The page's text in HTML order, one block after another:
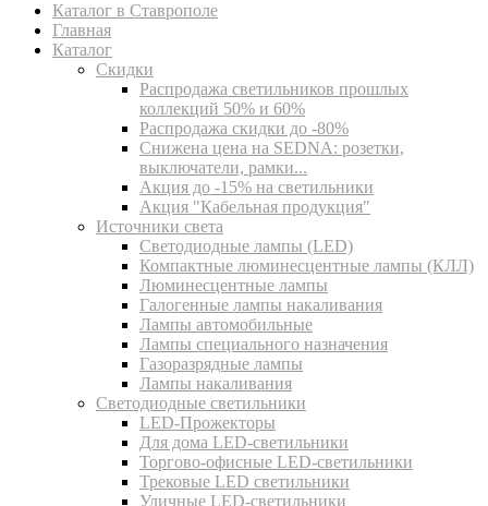
Каталог в Ставрополе
Главная
Каталог
Скидки
Распродажа светильников прошлых
коллекций 50% и 60%
Распродажа скидки до -80%
Cнижена цена на SEDNA: розетки,
выключатели, рамки...
Акция до -15% на светильники
Акция "Кабельная продукция"
Источники света
Светодиодные лампы (LED)
Компактные люминесцентные лампы (КЛЛ)
Люминесцентные лампы
Галогенные лампы накаливания
Лампы автомобильные
Лампы специального назначения
Газоразрядные лампы
Лампы накаливания
Светодиодные светильники
LED-Прожекторы
Для дома LED-светильники
Торгово-офисные LED-светильники
Трековые LED светильники
Уличные LED-светильники